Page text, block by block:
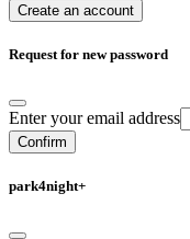
Create an account
Request for new password
Enter your email address
Confirm
park4night+